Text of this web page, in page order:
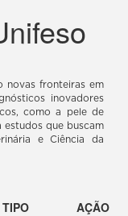
novas fronteiras em
inovadores
como a pele de
estudos que buscam
e Ciência da
TIPO
AÇÃO